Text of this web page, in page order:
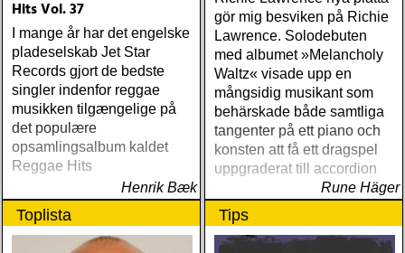
Hits Vol. 37
I mange år har det engelske
pladeselskab Jet Star
Records gjort de bedste
singler indenfor reggae
musikken tilgængelige på
det populære
opsamlingsalbum kaldet
Reggae Hits
Henrik Bæk
gör mig besviken på Richie
Lawrence. Solodebuten
med albumet »Melancholy
Waltz« visade upp en
mångsidig musikant som
behärskade både samtliga
tangenter på ett piano och
konsten att få ett dragspel
uppgraderat till accordion
Rune Häger
Toplista Tips